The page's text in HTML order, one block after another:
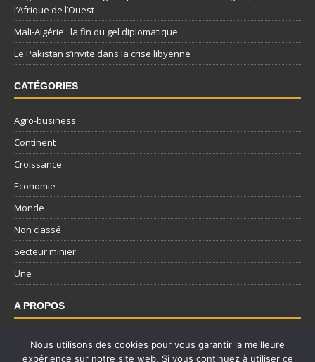
l’Afrique de l’Ouest
Mali-Algérie : la fin du gel diplomatique
Le Pakistan s’invite dans la crise libyenne
CATÉGORIES
Agro-business
Continent
Croissance
Economie
Monde
Non classé
Secteur minier
Une
A PROPOS
Nous contacter
Nous utilisons des cookies pour vous garantir la meilleure
expérience sur notre site web. Si vous continuez à utiliser ce